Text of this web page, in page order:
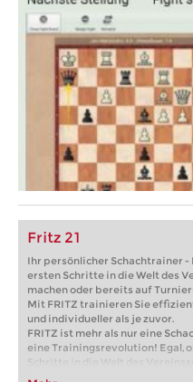
Fritz 21
Ihr persönlicher Schachtrainer -
ersten Schritte in die Welt des
machen oder bereits auf
Mit FRITZ trainieren Sie
und individueller als je zuvor.
FRITZ ist mehr als nur eine
eine Trainingsrevolution! Egal,
Schritte in die Welt des
oder bereits auf Turnierniveau